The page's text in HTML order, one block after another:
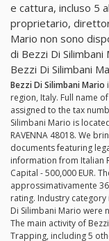
e cattura, incluso 5
proprietario,
Mario non sono
di Bezzi Di
Bezzi Di Silimbani
Bezzi Di Silimbani Mario
region, Italy. Full name
assigned to the tax
Silimbani Mario is
RAVENNA 48018. We
documents featuring
information from Italian
Capital - 500,000 EUR.
approssimativamente
rating. Industry
Di Silimbani Mario were
The main activity of
Trapping, including 5